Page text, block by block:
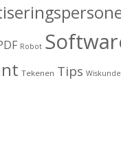
Robot
Tekenen Tips Wiskunde